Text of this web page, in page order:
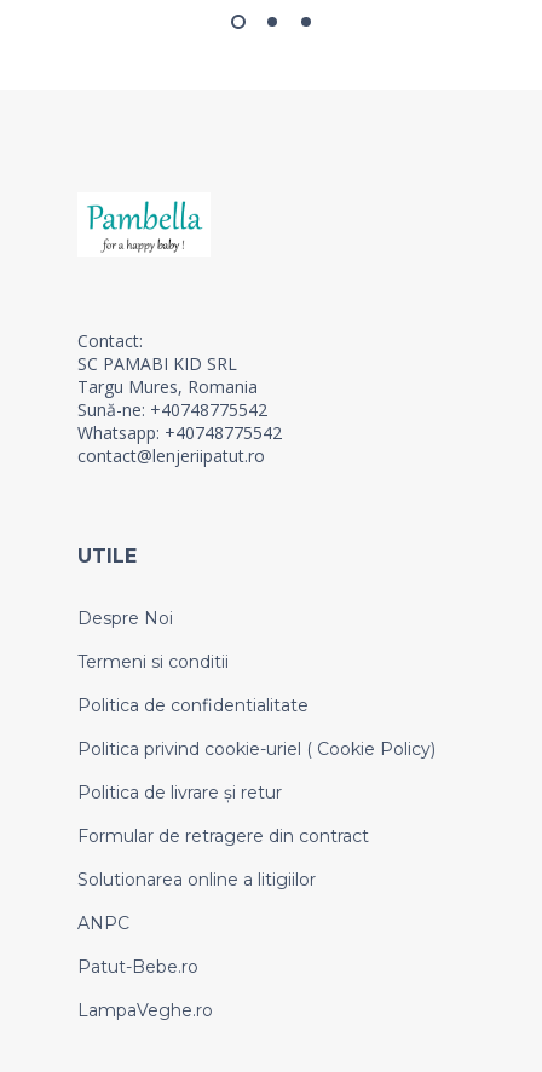
Contact:
SC PAMABI KID SRL
Targu Mures, Romania
Sună-ne: +40748775542
Whatsapp: +40748775542
contact@lenjeriipatut.ro
UTILE
Despre Noi
Termeni si conditii
Politica de confidentialitate
Politica privind cookie-uriel ( Cookie Policy)
Politica de livrare și retur
Formular de retragere din contract
Solutionarea online a litigiilor
ANPC
Patut-Bebe.ro
LampaVeghe.ro